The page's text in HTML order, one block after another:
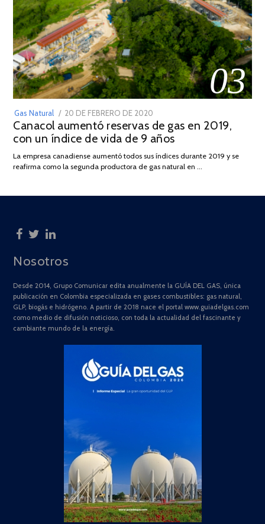
03
Gas Natural
POSTED
ON
20 DE FEBRERO DE 2020
DE
JULIO
2025
Canacol aumentó reservas de gas en 2019,
con un índice de vida de 9 años
La empresa canadiense aumentó todos sus índices durante 2019 y se
reafirma como la segunda productora de gas natural en …
Nosotros
Desde 2014, Grupo Comunicar edita anualmente la GUÍA DEL GAS, única
publicación en Colombia especializada en gases combustibles: gas natural,
GLP, biogás e hidrógeno. A partir de 2018 nace el portal www.guiadelgas.com
como medio de difusión noticioso, con toda la actualidad del fascinante y
cambiante mundo de la energía.